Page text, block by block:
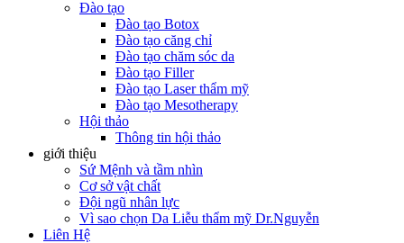
Đào tạo
Đào tạo Botox
Đào tạo căng chỉ
Đào tạo chăm sóc da
Đào tạo Filler
Đào tạo Laser thẩm mỹ
Đào tạo Mesotherapy
Hội thảo
Thông tin hội thảo
giới thiệu
Sứ Mệnh và tầm nhìn
Cơ sở vật chất
Đội ngũ nhân lực
Vì sao chọn Da Liễu thẩm mỹ Dr.Nguyễn
Liên Hệ